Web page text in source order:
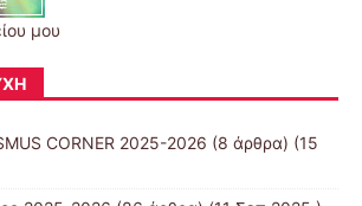
μου
CORNER 2025-2026 (8 άρθρα) (15